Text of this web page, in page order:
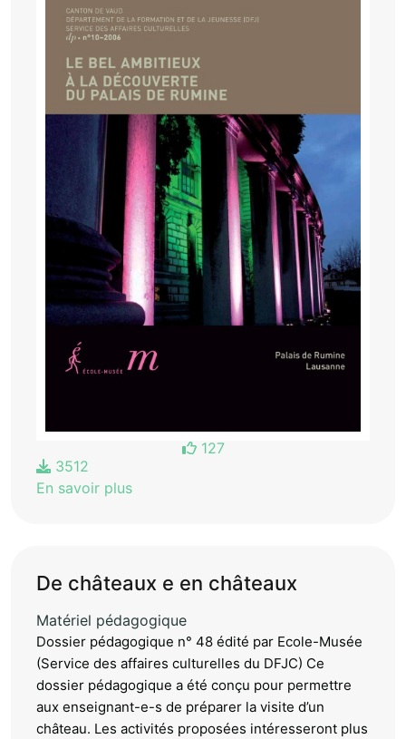
127
3512
En savoir plus
De châteaux e en châteaux
Matériel pédagogique
Dossier pédagogique n° 48 édité par Ecole-Musée
(Service des affaires culturelles du DFJC) Ce
dossier pédagogique a été conçu pour permettre
aux enseignant-e-s de préparer la visite d’un
château. Les activités proposées intéresseront plus